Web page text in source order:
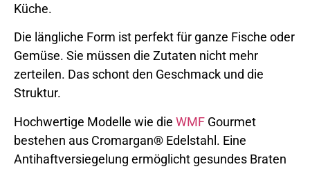
Küche.
Die längliche Form ist perfekt für ganze Fische oder
Gemüse. Sie müssen die Zutaten nicht mehr
zerteilen. Das schont den Geschmack und die
Struktur.
Hochwertige Modelle wie die WMF Gourmet
bestehen aus Cromargan® Edelstahl. Eine
Antihaftversiegelung ermöglicht gesundes Braten